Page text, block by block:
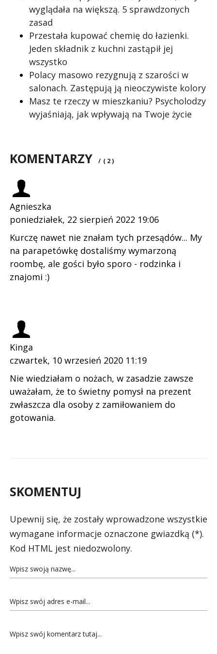
wyglądała na większą. 5 sprawdzonych
zasad
Przestała kupować chemię do łazienki.
Jeden składnik z kuchni zastąpił jej
wszystko
Polacy masowo rezygnują z szarości w
salonach. Zastępują ją nieoczywiste kolory
Masz te rzeczy w mieszkaniu? Psycholodzy
wyjaśniają, jak wpływają na Twoje życie
KOMENTARZY / ( 2 )
Agnieszka
poniedziałek, 22 sierpień 2022 19:06
Kurczę nawet nie znałam tych przesądów... My
na parapetówkę dostaliśmy wymarzoną
roombę, ale gości było sporo - rodzinka i
znajomi :)
Kinga
czwartek, 10 wrzesień 2020 11:19
Nie wiedziałam o nożach, w zasadzie zawsze
uważałam, że to świetny pomysł na prezent
zwłaszcza dla osoby z zamiłowaniem do
gotowania.
SKOMENTUJ
Upewnij się, że zostały wprowadzone wszystkie
wymagane informacje oznaczone gwiazdką (*).
Kod HTML jest niedozwolony.